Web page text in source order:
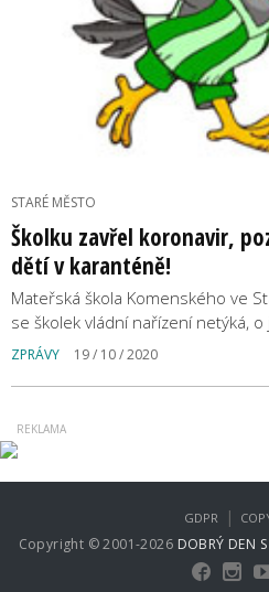
STARÉ MĚSTO
Školku zavřel koronavir,
dětí v karanténě!
Mateřská škola Komenského ve
se školek vládní nařízení netýká, o
ZPRÁVY 19 / 10 / 2020
Copyright © 2001-2026 DOBRÝ DEN
GDPR |